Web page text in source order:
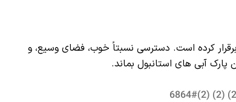
برقرار کرده است. دسترسی نسبتاً خوب، فضای وسیع، و
آبی های استانبول بماند.